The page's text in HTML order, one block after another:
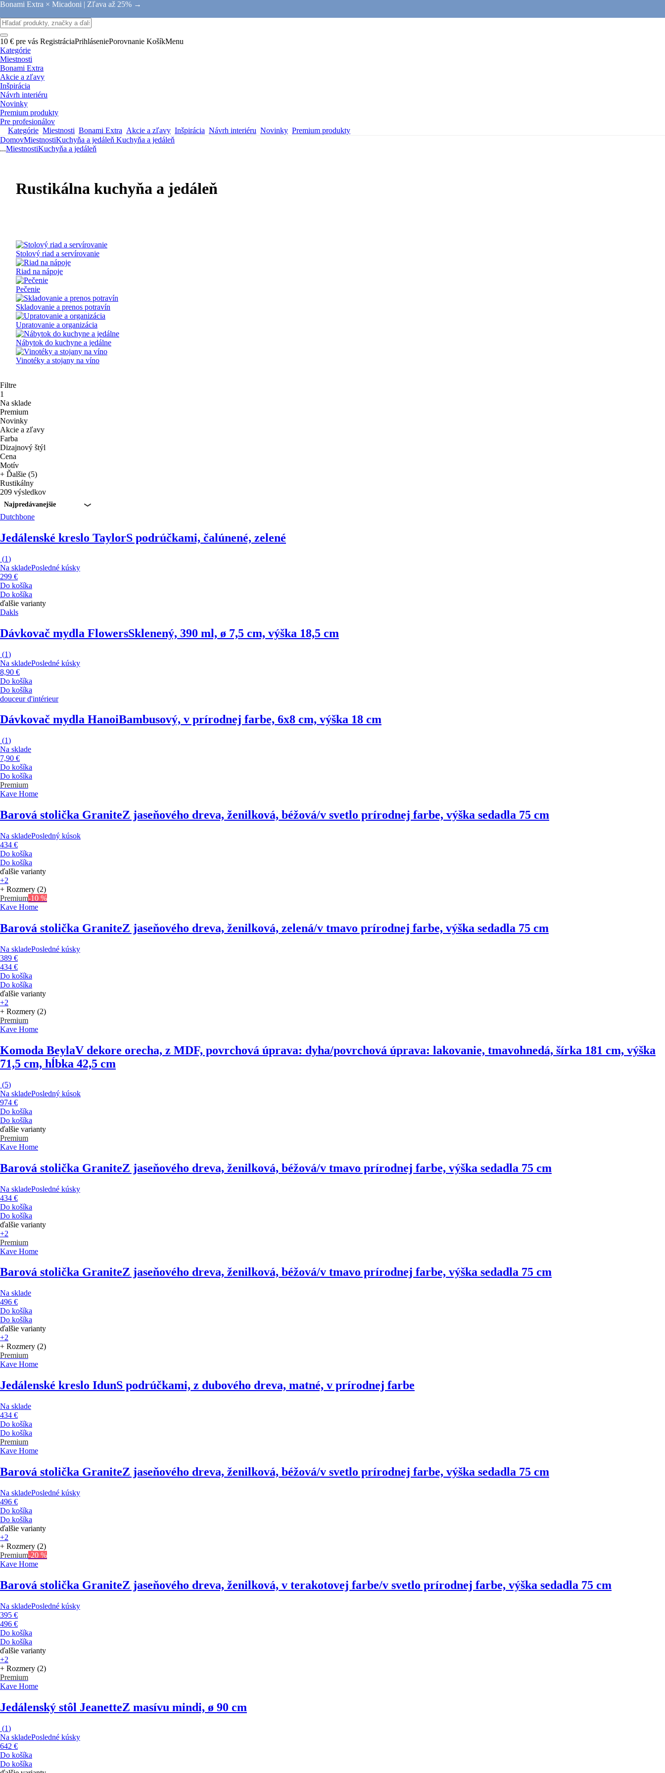
Bonami Extra × Micadoni | Zľava až 25% →
10 € pre vás RegistráciaPrihláseniePorovnanie KošíkMenu
Kategórie
Miestnosti
Bonami Extra
Akcie a zľavy
Inšpirácia
Návrh interiéru
Novinky
Premium produkty
Pre profesionálov
Kategórie Miestnosti Bonami Extra Akcie a zľavy Inšpirácia Návrh interiéru Novinky Premium produkty
DomovMiestnostiKuchyňa a jedáleň Kuchyňa a jedáleň
...MiestnostiKuchyňa a jedáleň
Rustikálna kuchyňa a jedáleň
Stolový riad a servírovanie
Riad na nápoje
Pečenie
Skladovanie a prenos potravín
Upratovanie a organizácia
Nábytok do kuchyne a jedálne
Vinotéky a stojany na víno
Filtre
1
Na sklade
Premium
Novinky
Akcie a zľavy
Farba
Dizajnový štýl
Cena
Motív
+ Ďalšie (5)
Rustikálny
209 výsledkov
Najpredávanejšie
Dutchbone
Jedálenské kreslo TaylorS podrúčkami, čalúnené, zelené
(1)
Na skladePosledné kúsky
299 €
Do košíka
Do košíka
ďalšie varianty
Dakls
Dávkovač mydla FlowersSklenený, 390 ml, ø 7,5 cm, výška 18,5 cm
(1)
Na skladePosledné kúsky
8,90 €
Do košíka
Do košíka
douceur d'intérieur
Dávkovač mydla HanoiBambusový, v prírodnej farbe, 6x8 cm, výška 18 cm
(1)
Na sklade
7,90 €
Do košíka
Do košíka
Premium
Kave Home
Barová stolička GraniteZ jaseňového dreva, ženilková, béžová/v svetlo prírodnej farbe, výška sedadla 75 cm
Na skladePosledný kúsok
434 €
Do košíka
Do košíka
ďalšie varianty
+2
+ Rozmery (2)
Premium-10 %
Kave Home
Barová stolička GraniteZ jaseňového dreva, ženilková, zelená/v tmavo prírodnej farbe, výška sedadla 75 cm
Na skladePosledné kúsky
389 €
434 €
Do košíka
Do košíka
ďalšie varianty
+2
+ Rozmery (2)
Premium
Kave Home
Komoda BeylaV dekore orecha, z MDF, povrchová úprava: dyha/povrchová úprava: lakovanie, tmavohnedá, šírka 181 cm, výška
71,5 cm, hĺbka 42,5 cm
(5)
Na skladePosledný kúsok
974 €
Do košíka
Do košíka
ďalšie varianty
Premium
Kave Home
Barová stolička GraniteZ jaseňového dreva, ženilková, béžová/v tmavo prírodnej farbe, výška sedadla 75 cm
Na skladePosledné kúsky
434 €
Do košíka
Do košíka
ďalšie varianty
+2
Premium
Kave Home
Barová stolička GraniteZ jaseňového dreva, ženilková, béžová/v tmavo prírodnej farbe, výška sedadla 75 cm
Na sklade
496 €
Do košíka
Do košíka
ďalšie varianty
+2
+ Rozmery (2)
Premium
Kave Home
Jedálenské kreslo IdunS podrúčkami, z dubového dreva, matné, v prírodnej farbe
Na sklade
434 €
Do košíka
Do košíka
Premium
Kave Home
Barová stolička GraniteZ jaseňového dreva, ženilková, béžová/v svetlo prírodnej farbe, výška sedadla 75 cm
Na skladePosledné kúsky
496 €
Do košíka
Do košíka
ďalšie varianty
+2
+ Rozmery (2)
Premium-20 %
Kave Home
Barová stolička GraniteZ jaseňového dreva, ženilková, v terakotovej farbe/v svetlo prírodnej farbe, výška sedadla 75 cm
Na skladePosledné kúsky
395 €
496 €
Do košíka
Do košíka
ďalšie varianty
+2
+ Rozmery (2)
Premium
Kave Home
Jedálenský stôl JeanetteZ masívu mindi, ø 90 cm
(1)
Na skladePosledné kúsky
642 €
Do košíka
Do košíka